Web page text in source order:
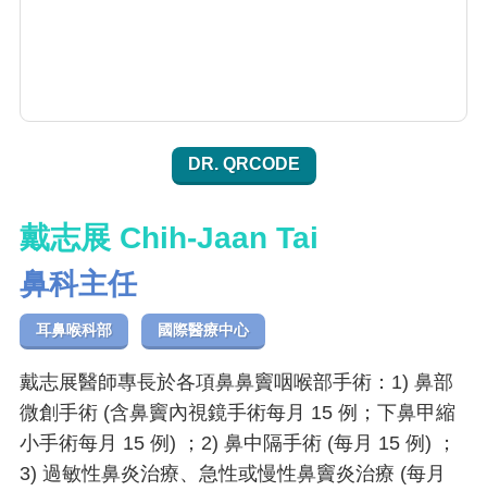
DR. QRCODE
戴志展 Chih-Jaan Tai
鼻科主任
耳鼻喉科部 國際醫療中心
戴志展醫師專長於各項鼻鼻竇咽喉部手術：1) 鼻部
微創手術 (含鼻竇內視鏡手術每月 15 例；下鼻甲縮
小手術每月 15 例) ；2) 鼻中隔手術 (每月 15 例) ；
3) 過敏性鼻炎治療、急性或慢性鼻竇炎治療 (每月